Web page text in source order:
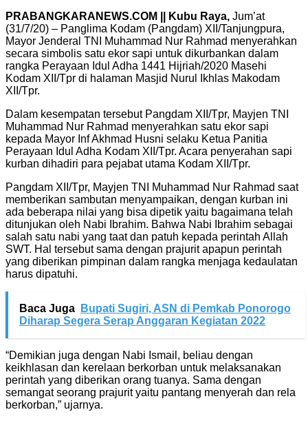
PRABANGKARANEWS.COM || Kubu Raya, Jum’at
(31/7/20) – Panglima Kodam (Pangdam) XII/Tanjungpura,
Mayor Jenderal TNI Muhammad Nur Rahmad menyerahkan
secara simbolis satu ekor sapi untuk dikurbankan dalam
rangka Perayaan Idul Adha 1441 Hijriah/2020 Masehi
Kodam XII/Tpr di halaman Masjid Nurul Ikhlas Makodam
XII/Tpr.
Dalam kesempatan tersebut Pangdam XII/Tpr, Mayjen TNI
Muhammad Nur Rahmad menyerahkan satu ekor sapi
kepada Mayor Inf Akhmad Husni selaku Ketua Panitia
Perayaan Idul Adha Kodam XII/Tpr. Acara penyerahan sapi
kurban dihadiri para pejabat utama Kodam XII/Tpr.
Pangdam XII/Tpr, Mayjen TNI Muhammad Nur Rahmad saat
memberikan sambutan menyampaikan, dengan kurban ini
ada beberapa nilai yang bisa dipetik yaitu bagaimana telah
ditunjukan oleh Nabi Ibrahim. Bahwa Nabi Ibrahim sebagai
salah satu nabi yang taat dan patuh kepada perintah Allah
SWT. Hal tersebut sama dengan prajurit apapun perintah
yang diberikan pimpinan dalam rangka menjaga kedaulatan
harus dipatuhi.
Baca Juga
Bupati Sugiri, ASN di Pemkab Ponorogo
Diharap Segera Serap Anggaran Kegiatan 2022
“Demikian juga dengan Nabi Ismail, beliau dengan
keikhlasan dan kerelaan berkorban untuk melaksanakan
perintah yang diberikan orang tuanya. Sama dengan
semangat seorang prajurit yaitu pantang menyerah dan rela
berkorban,” ujarnya.